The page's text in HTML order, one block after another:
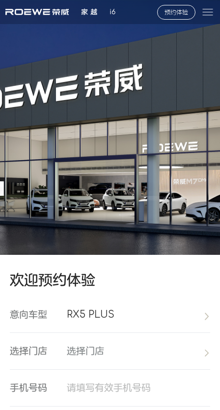
家 越 i6 预约体验
欢迎预约体验
意向车型 RX5 PLUS
选择门店 选择门店
手机号码